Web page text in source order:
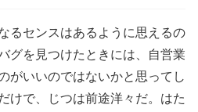
るセンスはあるように思えるの
グを見つけたときには、自営業
がいいのではないかと思ってし
けで、じつは前途洋々だ。はた